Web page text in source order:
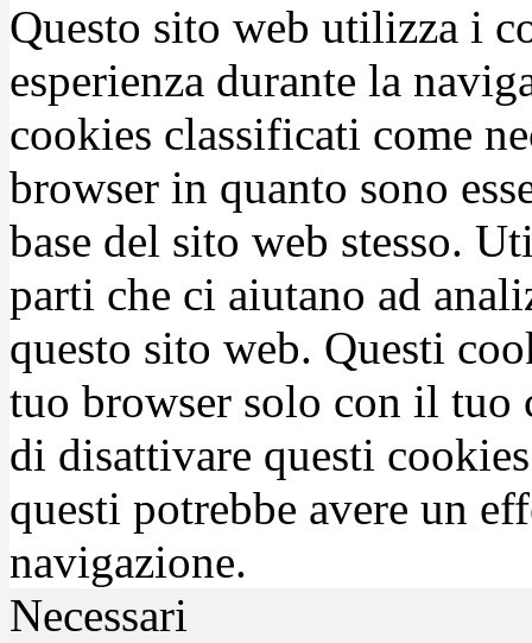
Questo sito web utilizza i
esperienza durante la
cookies classificati come
browser in quanto sono
base del sito web stesso.
parti che ci aiutano ad
questo sito web. Questi
tuo browser solo con il tuo
di disattivare questi
questi potrebbe avere un
navigazione.
Necessari